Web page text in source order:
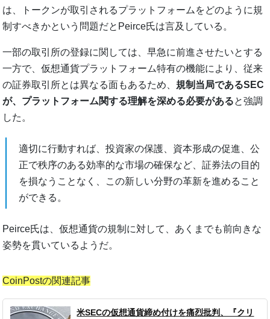
は、トークンが取引されるプラットフォームをどのように規
制すべきかという問題だとPeirce氏は言及している。
一部の取引所の登録に関しては、早急に前進させたいとする
一方で、仮想通貨プラットフォーム特有の機能により、従来
の証券取引所とは異なる面もあるため、規制当局であるSEC
が、プラットフォーム関する理解を深める必要があると強調
した。
適切に行動すれば、投資家の保護、資本形成の促進、公
正で秩序のある効率的な市場の確保など、証券法の目的
を損なうことなく、この新しい分野の革新を進めること
ができる。
Peirce氏は、仮想通貨の規制に対して、あくまでも前向きな
姿勢を貫いているようだ。
CoinPostの関連記事
米SECの仮想通貨締め付けを痛烈批判、『クリ